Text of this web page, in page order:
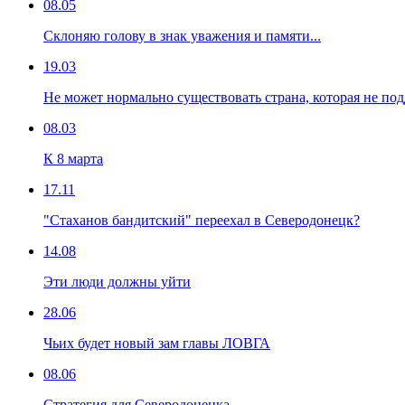
08.05
Склоняю голову в знак уважения и памяти...
19.03
Не может нормально существовать страна, которая не
08.03
К 8 марта
17.11
"Стаханов бандитский" переехал в Северодонецк?
14.08
Эти люди должны уйти
28.06
Чьих будет новый зам главы ЛОВГА
08.06